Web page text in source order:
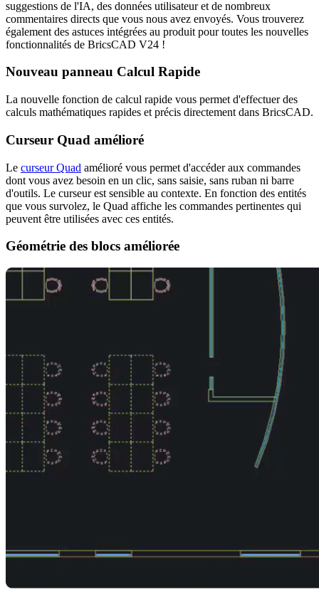
suggestions de l'IA, des données utilisateur et de nombreux
commentaires directs que vous nous avez envoyés. Vous trouverez
également des astuces intégrées au produit pour toutes les nouvelles
fonctionnalités de BricsCAD V24 !
Nouveau panneau Calcul Rapide
La nouvelle fonction de calcul rapide vous permet d'effectuer des
calculs mathématiques rapides et précis directement dans BricsCAD.
Curseur Quad amélioré
Le curseur Quad amélioré vous permet d'accéder aux commandes
dont vous avez besoin en un clic, sans saisie, sans ruban ni barre
d'outils. Le curseur est sensible au contexte. En fonction des entités
que vous survolez, le Quad affiche les commandes pertinentes qui
peuvent être utilisées avec ces entités.
Géométrie des blocs améliorée